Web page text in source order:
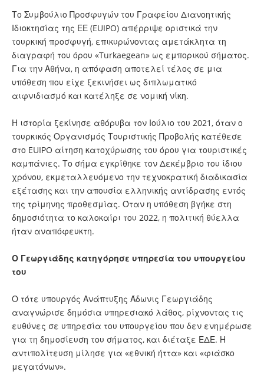
Το Συμβούλιο Προσφυγών του Γραφείου Διανοητικής
Ιδιοκτησίας της ΕΕ (EUIPO) απέρριψε οριστικά την
τουρκική προσφυγή, επικυρώνοντας αμετάκλητα τη
διαγραφή του όρου «Turkaegean» ως εμπορικού σήματος.
Για την Αθήνα, η απόφαση αποτελεί τέλος σε μια
υπόθεση που είχε ξεκινήσει ως διπλωματικό
αιφνιδιασμό και κατέληξε σε νομική νίκη.
Η ιστορία ξεκίνησε αθόρυβα τον Ιούλιο του 2021, όταν ο
τουρκικός Οργανισμός Τουριστικής Προβολής κατέθεσε
στο EUIPO αίτηση κατοχύρωσης του όρου για τουριστικές
καμπάνιες. Το σήμα εγκρίθηκε τον Δεκέμβριο του ίδιου
χρόνου, εκμεταλλευόμενο την τεχνοκρατική διαδικασία
εξέτασης και την απουσία ελληνικής αντίδρασης εντός
της τρίμηνης προθεσμίας. Όταν η υπόθεση βγήκε στη
δημοσιότητα το καλοκαίρι του 2022, η πολιτική θύελλα
ήταν αναπόφευκτη.
Ο Γεωργιάδης κατηγόρησε υπηρεσία του υπουργείου
του
Ο τότε υπουργός Ανάπτυξης Άδωνις Γεωργιάδης
αναγνώρισε δημόσια υπηρεσιακό λάθος, ρίχνοντας τις
ευθύνες σε υπηρεσία του υπουργείου που δεν ενημέρωσε
για τη δημοσίευση του σήματος, και διέταξε ΕΔΕ. Η
αντιπολίτευση μίλησε για «εθνική ήττα» και «φιάσκο
μεγατόνων».